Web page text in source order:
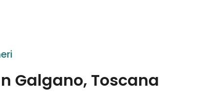
Galgano, Toscana